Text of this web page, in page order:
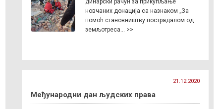
новчаних донација са назнаком „За
помоћ становништву пострадалом од
земљотреса… >>
21.12.2020
Међународни дан људских права